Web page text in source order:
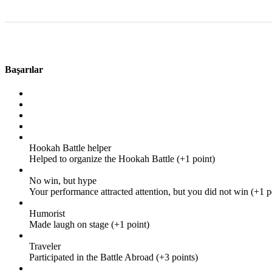
Başarılar
Hookah Battle helper
Helped to organize the Hookah Battle (+1 point)
No win, but hype
Your performance attracted attention, but you did not win (+1
Humorist
Made laugh on stage (+1 point)
Traveler
Participated in the Battle Abroad (+3 points)